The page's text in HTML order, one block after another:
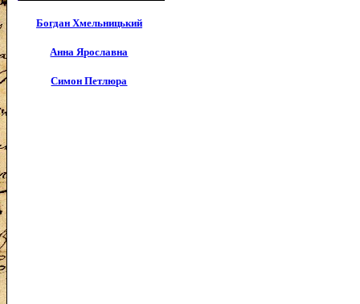
Богдан Хмельницький
Анна Ярославна
Симон Петлюра